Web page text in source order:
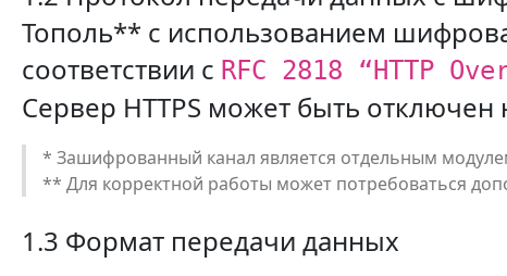
Тополь** с использованием
соответствии с RFC 2818 “HTTP
Сервер HTTPS может быть отключен
* Зашифрованный канал является отдельным
** Для корректной работы может потребоваться
1.3 Формат передачи данных